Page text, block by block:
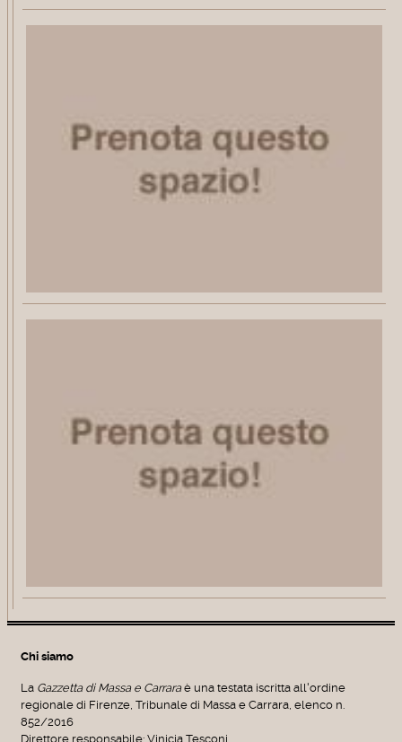
Chi siamo
La Gazzetta di Massa e Carraraè una testata iscritta all'ordine
regionale di Firenze, Tribunale di Massa e Carrara, elenco n.
852/2016
Direttore responsabile: Vinicia Tesconi.